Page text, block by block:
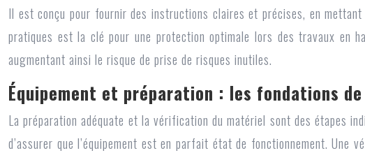
Il est conçu pour fournir des instructions claires et précises, en
pratiques est la clé pour une protection optimale lors des travaux en
augmentant ainsi le risque de prise de risques inutiles.
Équipement et préparation : les fondations
La préparation adéquate et la vérification du matériel sont des étapes
d’assurer que l’équipement est en parfait état de fonctionnement.